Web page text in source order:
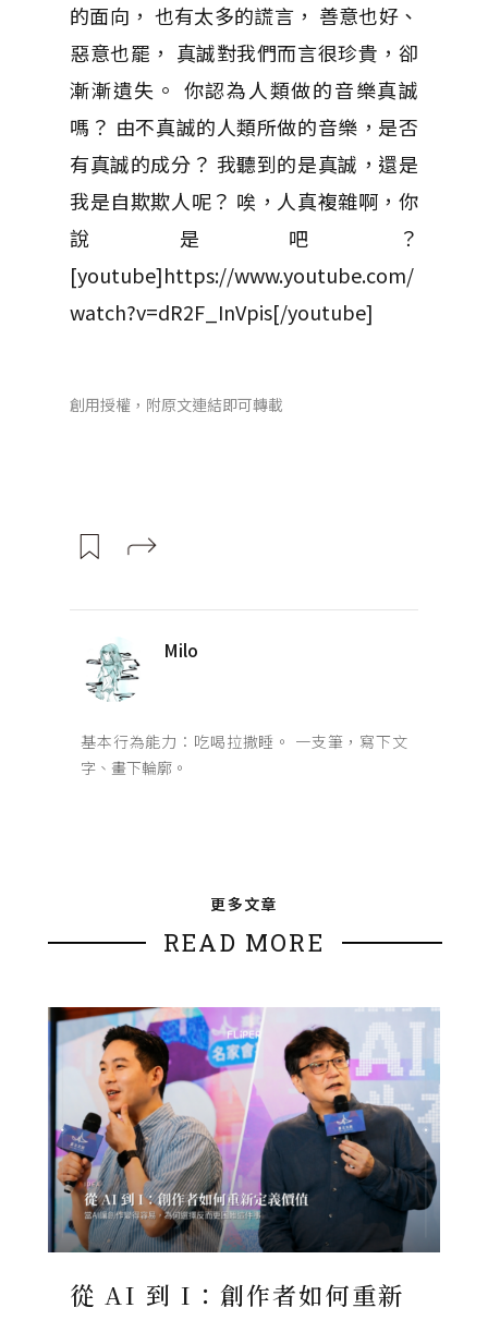
的面向， 也有太多的謊言， 善意也好、
惡意也罷， 真誠對我們而言很珍貴，卻
漸漸遺失。 你認為人類做的音樂真誠
嗎？ 由不真誠的人類所做的音樂，是否
有真誠的成分？ 我聽到的是真誠，還是
我是自欺欺人呢？ 唉，人真複雜啊，你
說是吧？
[youtube]https://www.youtube.com/
watch?v=dR2F_InVpis[/youtube]
創用授權，附原文連結即可轉載
Milo
基本行為能力：吃喝拉撒睡。 一支筆，寫下文
字、畫下輪廓。
更多文章
READ MORE
從 AI 到 I：創作者如何重新